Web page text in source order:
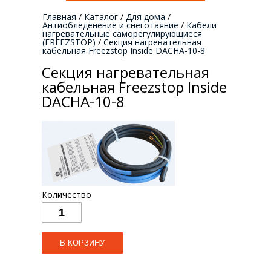
Главная / Каталог / Для дома /
Антиобледенение и снеготаяние / Кабели
нагревательные саморегулирующиеся
(FREEZSTOP) / Секция нагревательная
кабельная Freezstop Inside DACHA-10-8
Секция нагревательная
кабельная Freezstop Inside
DACHA-10-8
Количество